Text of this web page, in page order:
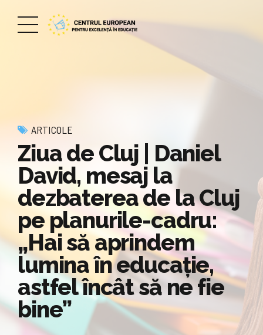
ARTICOLE
Ziua de Cluj | Daniel
David, mesaj la
dezbaterea de la Cluj
pe planurile-cadru:
„Hai să aprindem
lumina în educație,
astfel încât să ne fie
bine”